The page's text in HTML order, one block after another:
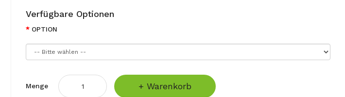
Verfügbare Optionen
OPTION
Menge + Warenkorb